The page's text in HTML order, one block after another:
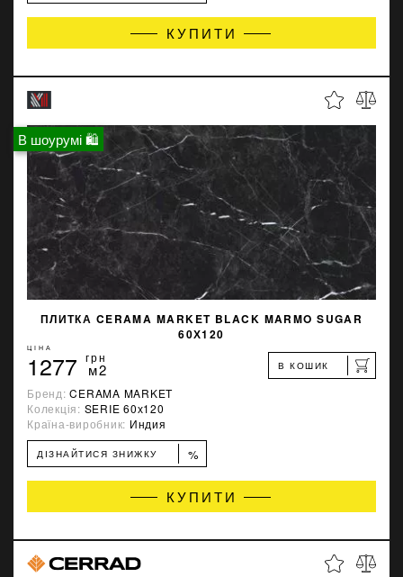
КУПИТИ
В шоурумі 🛍
ПЛИТКА CERAMA MARKET BLACK MARMO SUGAR
60Х120
ЦІНА
1277 грн
м2 В КОШИК
Бренд:CERAMA MARKET
Колекція: SERIE 60х120
Країна-виробник: Индия
ДІЗНАЙТИСЯ ЗНИЖКУ %
КУПИТИ